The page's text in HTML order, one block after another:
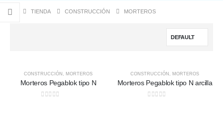
TIENDA CONSTRUCCIÓN MORTEROS
CONSTRUCCIÓN , MORTEROS
Morteros Pegablok tipo N
CONSTRUCCIÓN , MORTEROS
Morteros Pegablok tipo N arcilla